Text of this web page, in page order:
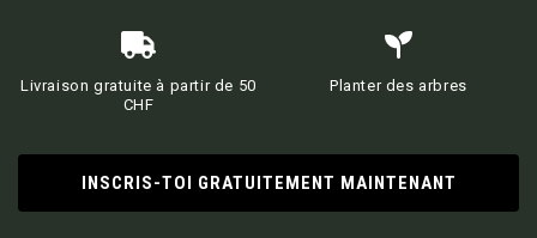
Livraison gratuite à partir de 50
CHF
Planter des arbres
INSCRIS-TOI GRATUITEMENT MAINTENANT